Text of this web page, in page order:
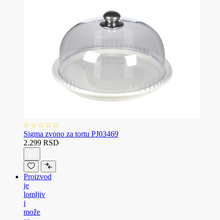
Sigma zvono za tortu PJ03469
2.299 RSD
Proizvod
je
lomljiv
i
može